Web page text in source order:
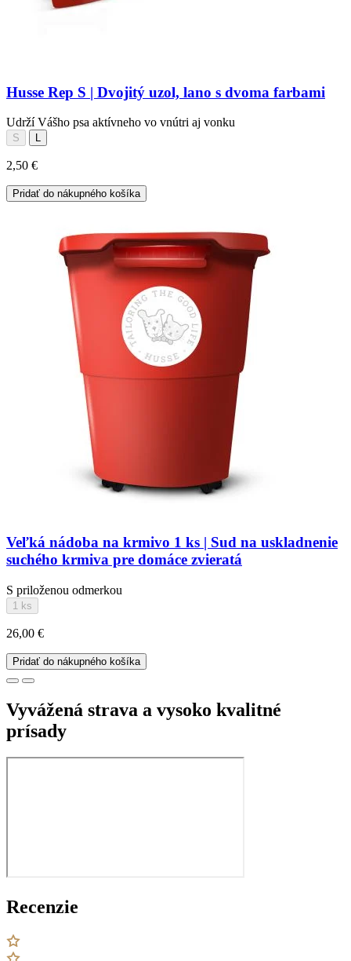
Husse Rep S | Dvojitý uzol, lano s dvoma farbami
Udrží Vášho psa aktívneho vo vnútri aj vonku
S L
2,50 €
Pridať do nákupného košíka
Veľká nádoba na krmivo 1 ks | Sud na uskladnenie
suchého krmiva pre domáce zvieratá
S priloženou odmerkou
1 ks
26,00 €
Pridať do nákupného košíka
Vyvážená strava a vysoko kvalitné
prísady
Recenzie